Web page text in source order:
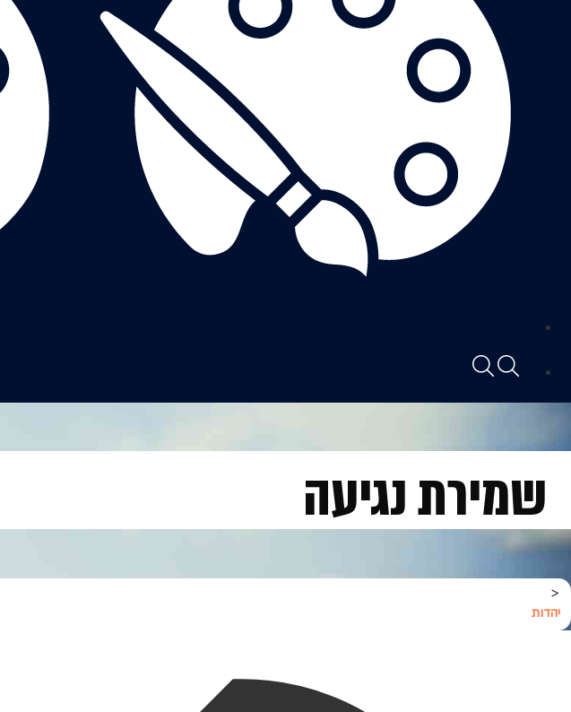
שמירת נגיעה
<
יהדות